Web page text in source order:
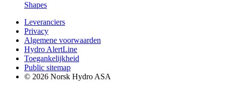
Shapes
Leveranciers
Privacy
Algemene voorwaarden
Hydro AlertLine
Toegankelijkheid
Public sitemap
© 2026 Norsk Hydro ASA